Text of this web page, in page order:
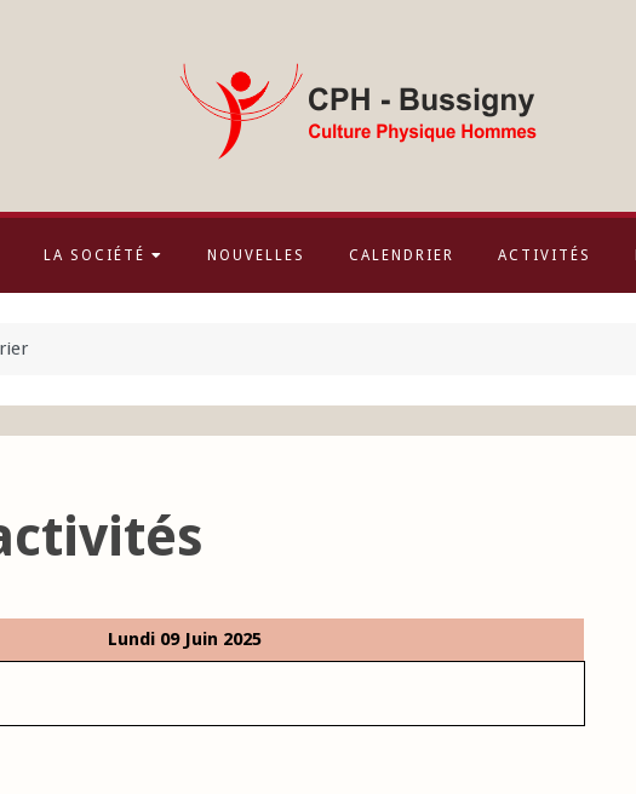
LA SOCIÉTÉ NOUVELLES CALENDRIER ACTIVITÉS
Lundi 09 Juin 2025